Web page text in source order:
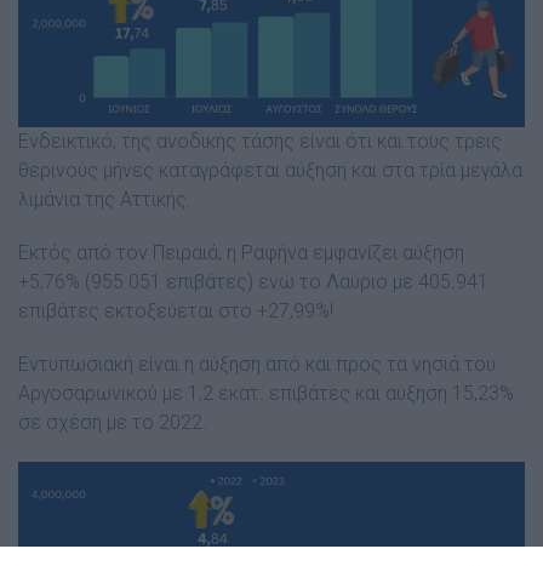
Ενδεικτικό, της ανοδικής τάσης είναι ότι και τους τρεις
θερινούς μήνες καταγράφεται αύξηση και στα τρία μεγάλα
λιμάνια της Αττικής.
Εκτός από τον Πειραιά, η Ραφήνα εμφανίζει αύξηση
+5,76% (955.051 επιβάτες) ενώ το Λαύριο με 405.941
επιβάτες εκτοξεύεται στο +27,99%!
Εντυπωσιακή είναι η αύξηση από και προς τα νησιά του
Αργοσαρωνικού με 1,2 εκατ. επιβάτες και αύξηση 15,23%
σε σχέση με το 2022.